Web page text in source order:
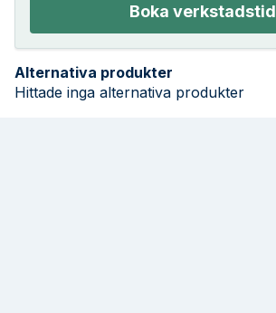
Boka verkstadstid
Alternativa produkter
Hittade inga alternativa produkter